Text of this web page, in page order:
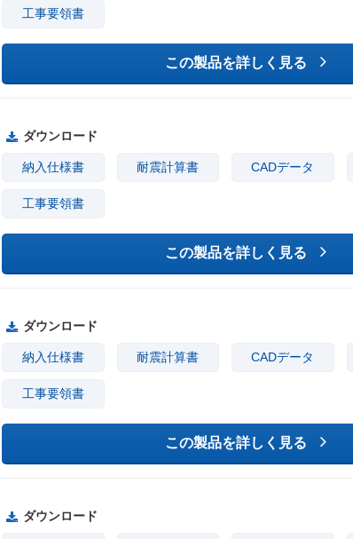
工事要領書
この製品を詳しく見る
ダウンロード
納入仕様書 耐震計算書 CADデータ
工事要領書
この製品を詳しく見る
ダウンロード
納入仕様書 耐震計算書 CADデータ
工事要領書
この製品を詳しく見る
ダウンロード